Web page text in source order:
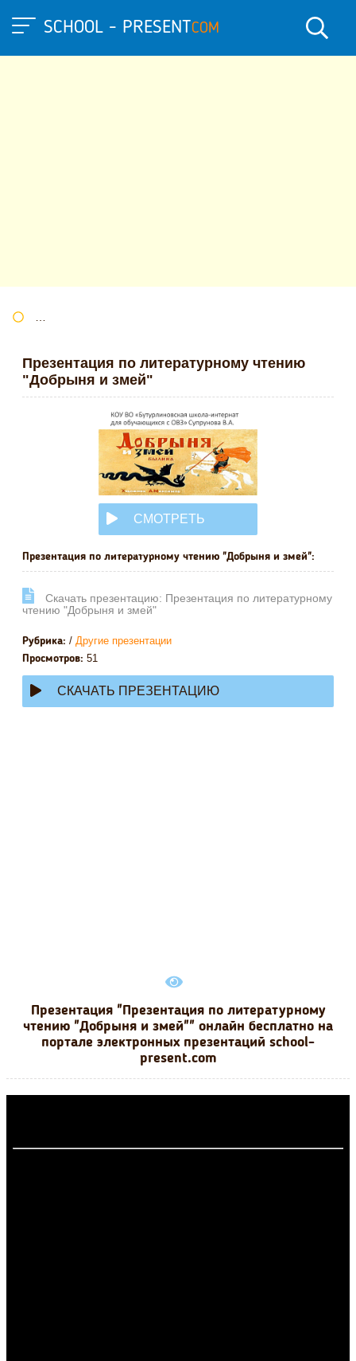
SCHOOL - PRESENTCOM
Презентация по литературному чтению
"Добрыня и змей"
СМОТРЕТЬ
Презентация по литературному чтению "Добрыня и змей":
Cкачать презентацию: Презентация по литературному
чтению "Добрыня и змей"
Рубрика: / Другие презентации
Просмотров: 51
СКАЧАТЬ ПРЕЗЕНТАЦИЮ
Презентация "Презентация по литературному
чтению "Добрыня и змей"" онлайн бесплатно на
портале электронных презентаций school-
present.com